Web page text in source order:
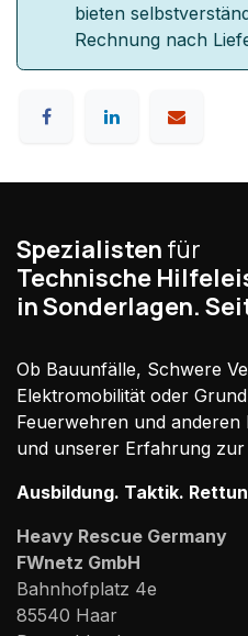
bieten
Rechnung nach
Spezialisten für
Technische
in Sonderlagen.
Ob Bauunfälle, Schwere
Elektromobilität oder
Feuerwehren und anderen
und unserer Erfahrung zur
Ausbildung. Taktik.
Heavy Rescue Germany
FWnetz GmbH
Bahnhofplatz 4e
85540 Haar